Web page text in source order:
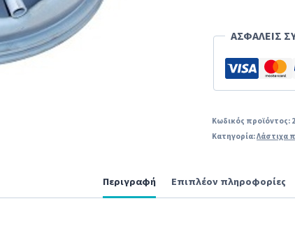
ποσότητα
ΑΣΦΑΛΕΙΣ
Κωδικός προϊόντος:
Κατηγορία:Λάστιχα
Περιγραφή Επιπλέον πληροφορίες